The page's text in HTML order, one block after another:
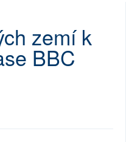
zemí k
BBC